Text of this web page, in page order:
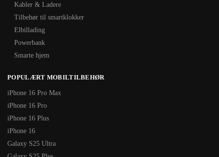
Kabler & Ladere
Tilbehør til smartklokker
Elbillading
Powerbank
Smarte hjem
POPULÆRT MOBILTILBEHØR
iPhone 16 Pro Max
iPhone 16 Pro
iPhone 16 Plus
iPhone 16
Galaxy S25 Ultra